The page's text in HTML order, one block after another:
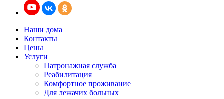
Наши дома
Контакты
Цены
Услуги
Патронажная служба
Реабилитация
Комфортное проживание
Для лежачих больных